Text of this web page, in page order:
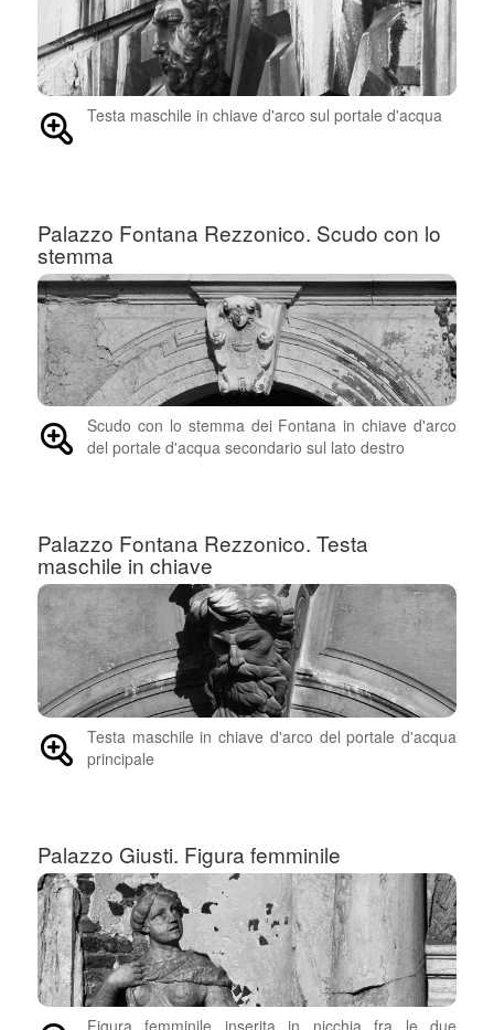
Testa maschile in chiave d'arco sul portale d'acqua
Palazzo Fontana Rezzonico. Scudo con lo
stemma
Scudo con lo stemma dei Fontana in chiave d'arco
del portale d'acqua secondario sul lato destro
Palazzo Fontana Rezzonico. Testa
maschile in chiave
Testa maschile in chiave d'arco del portale d'acqua
principale
Palazzo Giusti. Figura femminile
Figura femminile inserita in nicchia fra le due